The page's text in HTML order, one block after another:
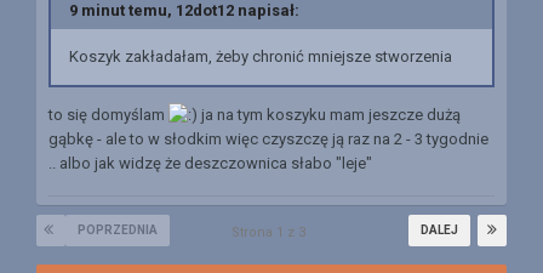
9 minut temu, 12dot12 napisał:
Koszyk zakładałam, żeby chronić mniejsze stworzenia
to się domyślam
ja na tym koszyku mam jeszcze dużą
gąbkę - ale to w słodkim więc czyszczę ją raz na 2 - 3 tygodnie
.. albo jak widzę że deszczownica słabo "leje"
POPRZEDNIA DALEJ
Strona 1 z 3